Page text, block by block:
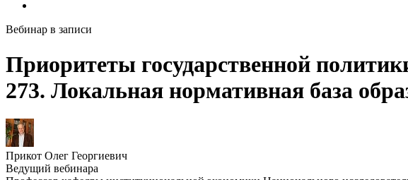
Вебинар в записи
Приоритеты государственной
273. Локальная нормативная база
Прикот Олег Георгиевич
Ведущий вебинара